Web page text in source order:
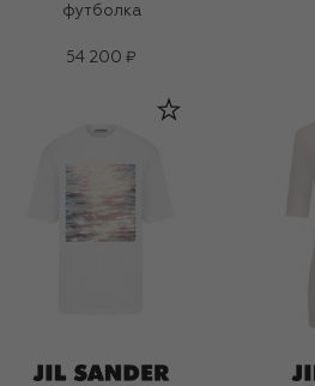
футболка
54 200 ₽